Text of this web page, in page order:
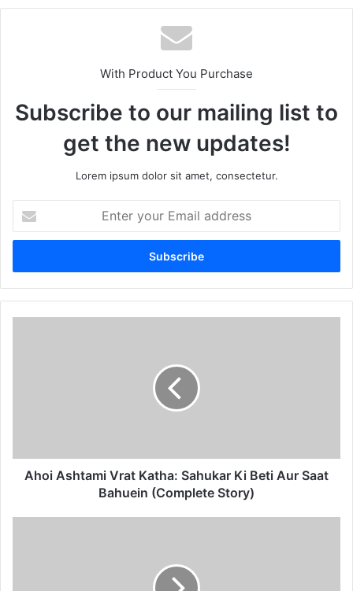
With Product You Purchase
Subscribe to our mailing list to
get the new updates!
Lorem ipsum dolor sit amet, consectetur.
your
Email
Saat
Bahuein
Ahoi Ashtami Vrat Katha: Sahukar Ki Beti Aur Saat
Bahuein (Complete Story)